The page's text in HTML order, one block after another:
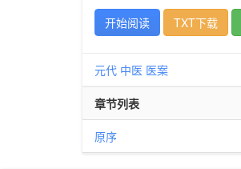
开始阅读
TXT下载
元代 中医 医案
章节列表
原序